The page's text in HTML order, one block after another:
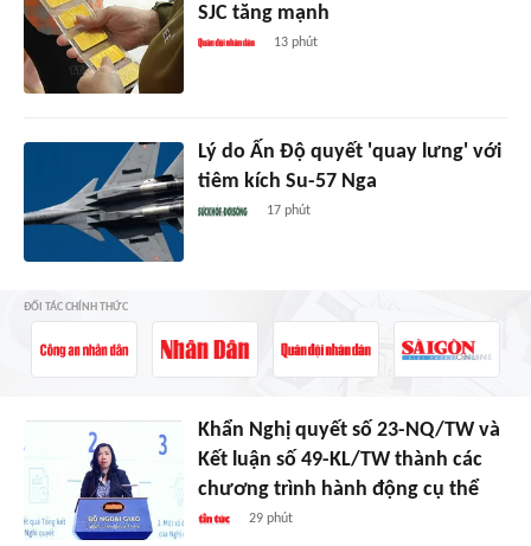
SJC tăng mạnh
13 phút
Lý do Ấn Độ quyết 'quay lưng' với
tiêm kích Su-57 Nga
17 phút
ĐỐI TÁC CHÍNH THỨC
Khẩn Nghị quyết số 23-NQ/TW và
Kết luận số 49-KL/TW thành các
chương trình hành động cụ thể
29 phút